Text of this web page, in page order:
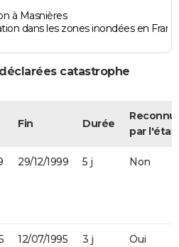
à Masnières
dans les zones inondées en
catastrophe
Fin Durée
par l'état
29/12/1999 5 j Non
12/07/1995 3 j Oui